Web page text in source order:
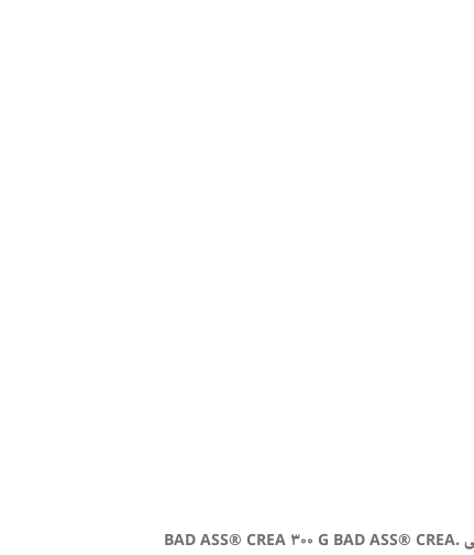
BAD ASS® CREA 300 G BAD ASS® CREA. مکمل غذایی. با شیرین کننده ها فرمول کراتین پیشرفته با چهار شکل مختلف کراتین. طراحی شده برای بزرگسالانی که تمرینات با شدت بالا انجام می